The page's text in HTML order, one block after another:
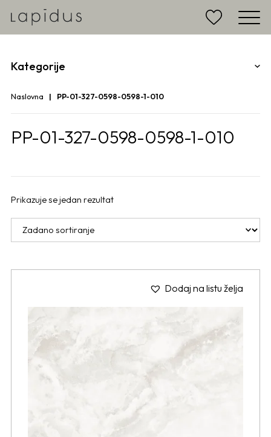
Kategorije
Naslovna PP-01-327-0598-0598-1-010
PP-01-327-0598-0598-1-010
Prikazuje se jedan rezultat
Dodaj na listu želja